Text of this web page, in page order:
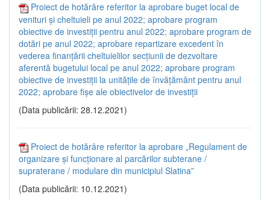
Proiect de hotărâre referitor la aprobare buget local de
venituri și cheltuieli pe anul 2022; aprobare program
obiective de investiții pentru anul 2022; aprobare program de
dotări pe anul 2022; aprobare repartizare excedent în
vederea finanțării cheltuielilor secțiunii de dezvoltare
aferentă bugetului local pe anul 2022; aprobare program
obiective de investiții la unitățile de învățământ pentru anul
2022; aprobare fișe ale obiectivelor de investiții
(Data publicării: 28.12.2021)
Proiect de hotărâre referitor la aprobare „Regulament de
organizare și funcționare al parcărilor subterane /
supraterane / modulare din municipiul Slatina”
(Data publicării: 10.12.2021)